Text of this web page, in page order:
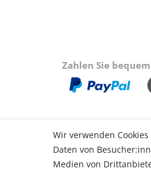
Zahlen Sie
Einkaufen
Zahlungsarten
Wir verwenden
Daten von
Medien von